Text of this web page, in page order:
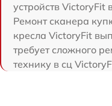
устройств
Ремонт сканера
кресла VictoryFit
требует сложного
технику в сц